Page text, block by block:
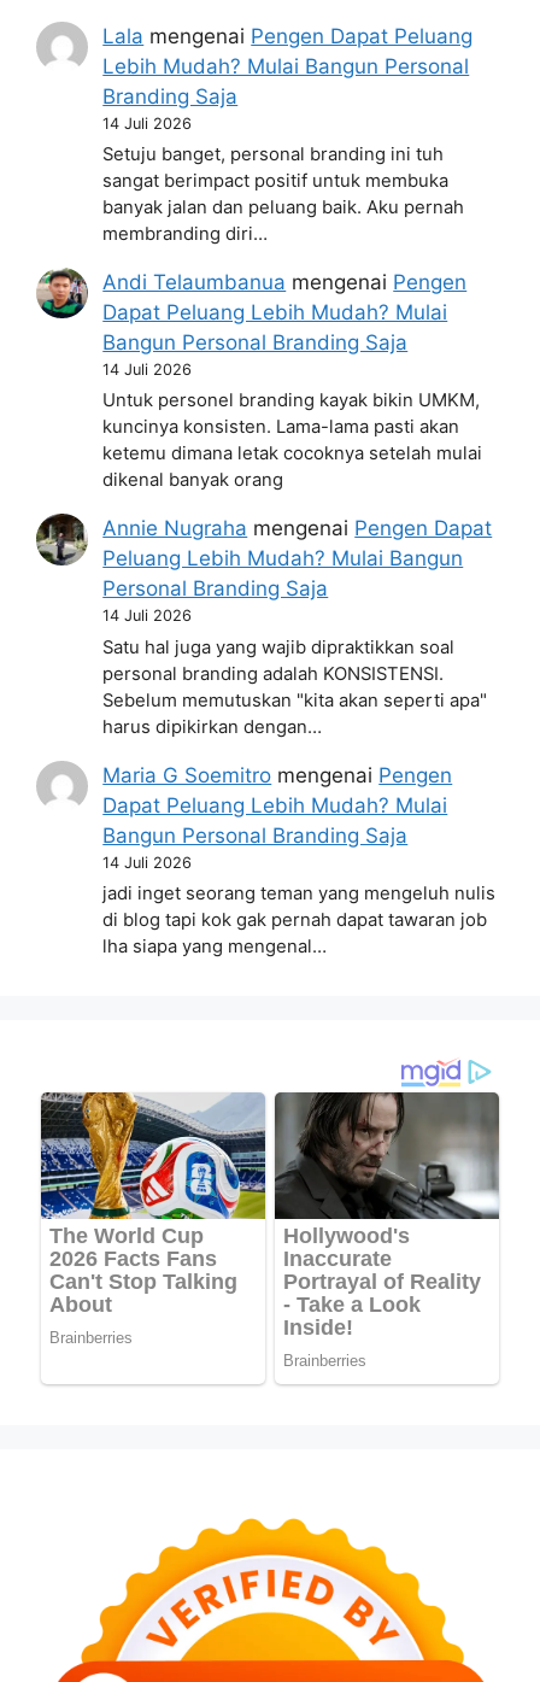
Lala mengenai Pengen Dapat Peluang
Lebih Mudah? Mulai Bangun Personal
Branding Saja
14 Juli 2026
Setuju banget, personal branding ini tuh
sangat berimpact positif untuk membuka
banyak jalan dan peluang baik. Aku pernah
membranding diri…
Andi Telaumbanua mengenai Pengen
Dapat Peluang Lebih Mudah? Mulai
Bangun Personal Branding Saja
14 Juli 2026
Untuk personel branding kayak bikin UMKM,
kuncinya konsisten. Lama-lama pasti akan
ketemu dimana letak cocoknya setelah mulai
dikenal banyak orang
Annie Nugraha mengenai Pengen Dapat
Peluang Lebih Mudah? Mulai Bangun
Personal Branding Saja
14 Juli 2026
Satu hal juga yang wajib dipraktikkan soal
personal branding adalah KONSISTENSI.
Sebelum memutuskan "kita akan seperti apa"
harus dipikirkan dengan…
Maria G Soemitro mengenai Pengen
Dapat Peluang Lebih Mudah? Mulai
Bangun Personal Branding Saja
14 Juli 2026
jadi inget seorang teman yang mengeluh nulis
di blog tapi kok gak pernah dapat tawaran job
lha siapa yang mengenal…